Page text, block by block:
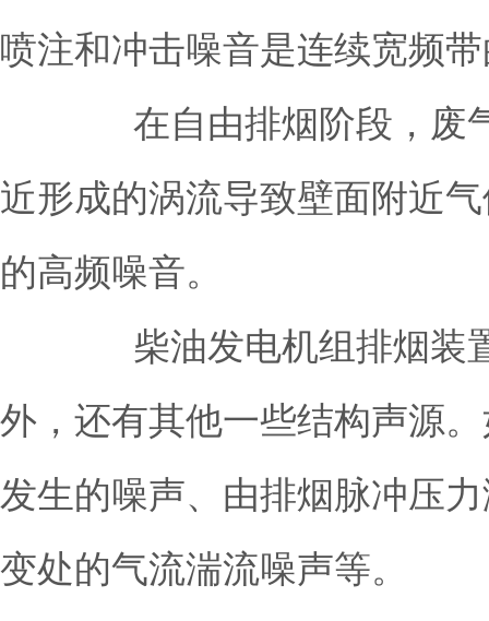
喷注和冲击噪音是连续宽频
在自由排烟阶段，废气的
近形成的涡流导致壁面附近
的高频噪音。
柴油发电机组排烟装置噪
外，还有其他一些结构声源
发生的噪声、由排烟脉冲压
变处的气流湍流噪声等。